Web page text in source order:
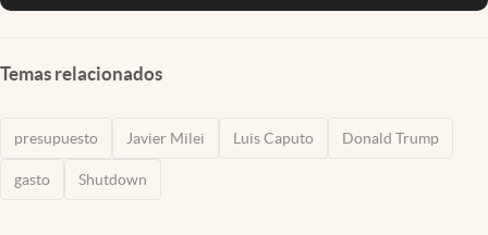
Temas relacionados
presupuesto Javier Milei Luis Caputo Donald Trump
gasto Shutdown